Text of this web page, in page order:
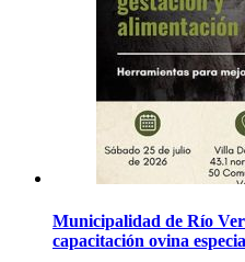
Municipalidad de Río
capacitación ovina